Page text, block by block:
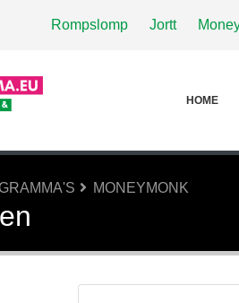
Rompslomp Jortt
HOME
MONEYMONK